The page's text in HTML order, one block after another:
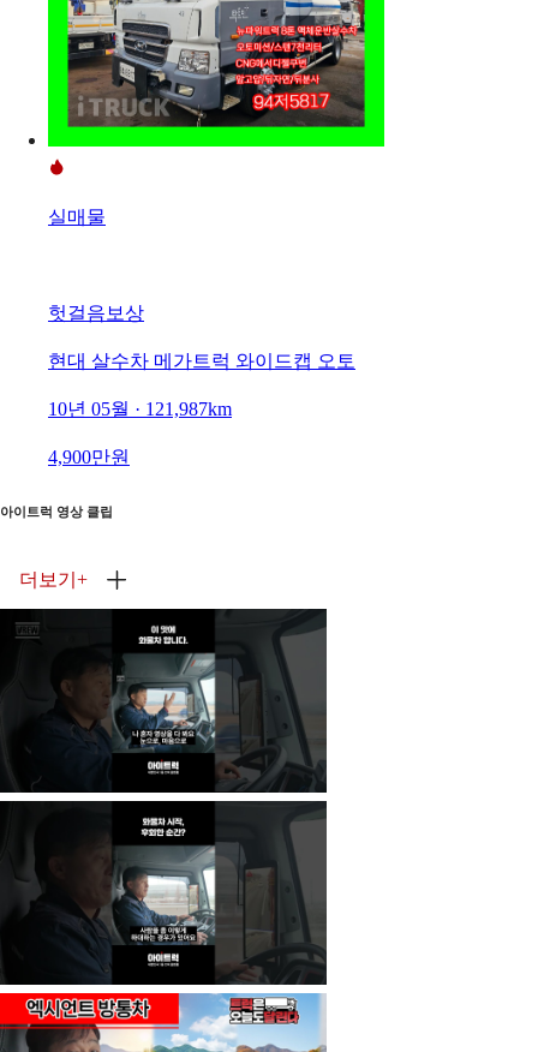
실매물
헛걸음보상
현대 살수차 메가트럭 와이드캡 오토
10년 05월 · 121,987km
4,900만원
아이트럭 영상 클립
더보기 +